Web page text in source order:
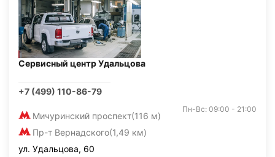
Сервисный центр Удальцова
+7 (499) 110-86-79
Мичуринский проспект(116 м)
Пр-т Вернадского(1,49 км)
Пн-Вс: 09:00 - 21:00
ул. Удальцова, 60